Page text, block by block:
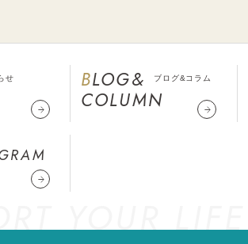
せ
BLOG&
COLUMN
ブログ&コラム
YOUR LIFE